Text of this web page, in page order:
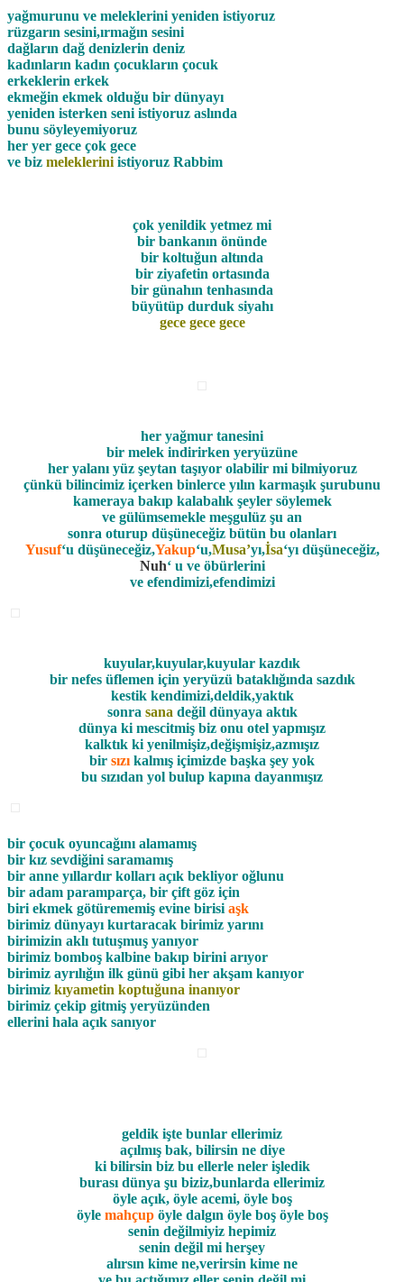
yağmurunu ve meleklerini yeniden istiyoruz
rüzgarın sesini,ırmağın sesini
dağların dağ denizlerin deniz
kadınların kadın çocukların çocuk
erkeklerin erkek
ekmeğin ekmek olduğu bir dünyayı
yeniden isterken seni istiyoruz aslında
bunu söyleyemiyoruz
her yer gece çok gece
ve biz meleklerini istiyoruz Rabbim
çok yenildik yetmez mi
bir bankanın önünde
bir koltuğun altında
bir ziyafetin ortasında
bir günahın tenhasında
büyütüp durduk siyahı
gece gece gece
her yağmur tanesini
bir melek indirirken yeryüzüne
her yalanı yüz şeytan taşıyor olabilir mi bilmiyoruz
çünkü bilincimiz içerken binlerce yılın karmaşık şurubunu
kameraya bakıp kalabalık şeyler söylemek
ve gülümsemekle meşgulüz şu an
sonra oturup düşüneceğiz bütün bu olanları
Yusuf‘u düşüneceğiz,Yakup‘u,Musa’yı,İsa‘yı düşüneceğiz,
Nuh‘ u ve öbürlerini
ve efendimizi,efendimizi
kuyular,kuyular,kuyular kazdık
bir nefes üflemen için yeryüzü bataklığında sazdık
kestik kendimizi,deldik,yaktık
sonra sana değil dünyaya aktık
dünya ki mescitmiş biz onu otel yapmışız
kalktık ki yenilmişiz,değişmişiz,azmışız
bir sızı kalmış içimizde başka şey yok
bu sızıdan yol bulup kapına dayanmışız
bir çocuk oyuncağını alamamış
bir kız sevdiğini saramamış
bir anne yıllardır kolları açık bekliyor oğlunu
bir adam paramparça, bir çift göz için
biri ekmek götürememiş evine birisi aşk
birimiz dünyayı kurtaracak birimiz yarını
birimizin aklı tutuşmuş yanıyor
birimiz bomboş kalbine bakıp birini arıyor
birimiz ayrılığın ilk günü gibi her akşam kanıyor
birimiz kıyametin koptuğuna inanıyor
birimiz çekip gitmiş yeryüzünden
ellerini hala açık sanıyor
geldik işte bunlar ellerimiz
açılmış bak, bilirsin ne diye
ki bilirsin biz bu ellerle neler işledik
burası dünya şu biziz,bunlarda ellerimiz
öyle açık, öyle acemi, öyle boş
öyle mahçupöyle dalgın öyle boş öyle boş
senin değilmiyiz hepimiz
senin değil mi herşey
alırsın kime ne,verirsin kime ne